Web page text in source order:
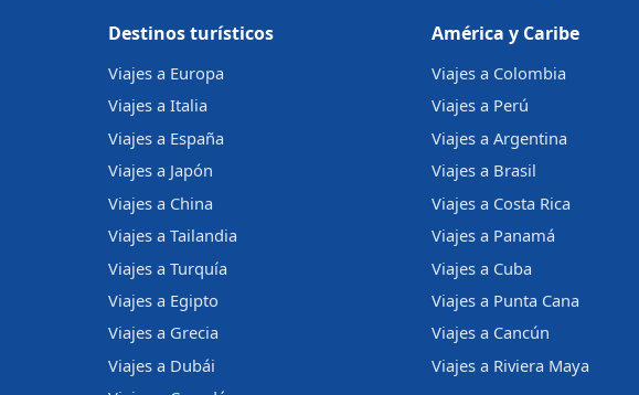
Destinos turísticos
Viajes a Europa
Viajes a Italia
Viajes a España
Viajes a Japón
Viajes a China
Viajes a Tailandia
Viajes a Turquía
Viajes a Egipto
Viajes a Grecia
Viajes a Dubái
América y Caribe
Viajes a Colombia
Viajes a Perú
Viajes a Argentina
Viajes a Brasil
Viajes a Costa Rica
Viajes a Panamá
Viajes a Cuba
Viajes a Punta Cana
Viajes a Cancún
Viajes a Riviera Maya